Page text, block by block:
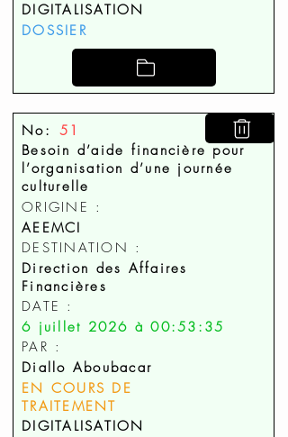
DIGITALISATION
DOSSIER
No: 51
Besoin d’aide financière pour
l’organisation d’une journée
culturelle
ORIGINE :
AEEMCI
DESTINATION :
Direction des Affaires
Financières
DATE :
6 juillet 2026 à 00:53:35
PAR :
Diallo Aboubacar
EN COURS DE
TRAITEMENT
DIGITALISATION